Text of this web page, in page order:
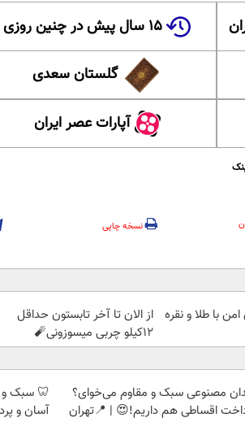
۱۵ سال پیش در چنین روزی
گلستان سعدی
آپارات عصر ایران
نسخه چاپی
با طلا و نقره
از الان تا آخر تابستون حداقل
12کیلو چربی میسوزونی🧨
مصنوعی سبک و مقاوم می‌خوای؟
اقساطی هم داریم!😍 | 📍تهران
🦷 سبک
آسان و